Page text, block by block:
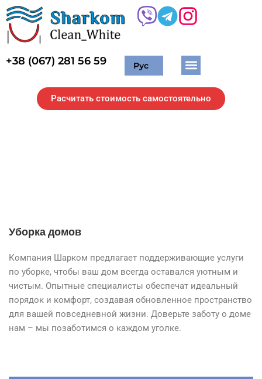
+38 (067) 281 56 59 Рус
Расчитать стоимость самостоятельно
Уборка домов
Компания Шарком предлагает поддерживающие услуги
по уборке, чтобы ваш дом всегда оставался уютным и
чистым. Опытные специалисты обеспечат идеальный
порядок и комфорт, создавая обновленное пространство
для вашей повседневной жизни. Доверьте заботу о доме
нам – мы позаботимся о каждом уголке.